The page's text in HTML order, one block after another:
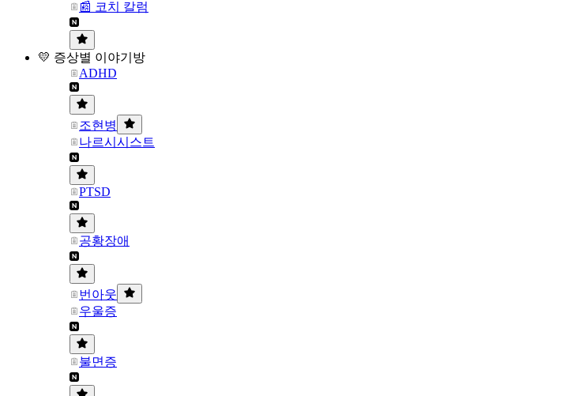
📰 코치 칼럼
💛 증상별 이야기방
ADHD
조현병
나르시시스트
PTSD
공황장애
번아웃
우울증
불면증